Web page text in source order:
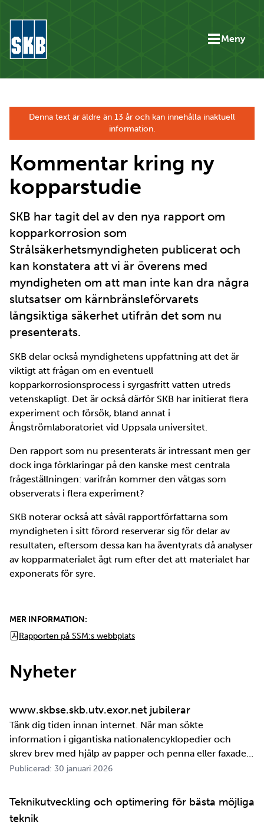
Meny
Denna text är äldre än 13 år och kan innehålla inaktuell
information.
Kommentar kring ny
kopparstudie
SKB har tagit del av den nya rapport om
kopparkorrosion som
Strålsäkerhetsmyndigheten publicerat och
kan konstatera att vi är överens med
myndigheten om att man inte kan dra några
slutsatser om kärnbränsleförvarets
långsiktiga säkerhet utifrån det som nu
presenterats.
SKB delar också myndighetens uppfattning att det är
viktigt att frågan om en eventuell
kopparkorrosionsprocess i syrgasfritt vatten utreds
vetenskapligt. Det är också därför SKB har initierat flera
experiment och försök, bland annat i
Ångströmlaboratoriet vid Uppsala universitet.
Den rapport som nu presenterats är intressant men ger
dock inga förklaringar på den kanske mest centrala
frågeställningen: varifrån kommer den vätgas som
observerats i flera experiment?
SKB noterar också att såväl rapportförfattarna som
myndigheten i sitt förord reserverar sig för delar av
resultaten, eftersom dessa kan ha äventyrats då analyser
av kopparmaterialet ägt rum efter det att materialet har
exponerats för syre.
MER INFORMATION:
Rapporten på SSM:s webbplats
Nyheter
www.skbse.skb.utv.exor.net jubilerar
Tänk dig tiden innan internet. När man sökte
information i gigantiska nationalencyklopedier och
skrev brev med hjälp av papper och penna eller faxade
om ett meddelande skulle fram snabbt. Det är inte
perspektiv i alla fall. För oss på SKB är det …
Publicerad: 30 januari 2026
Teknikutveckling och optimering för bästa möjliga
teknik